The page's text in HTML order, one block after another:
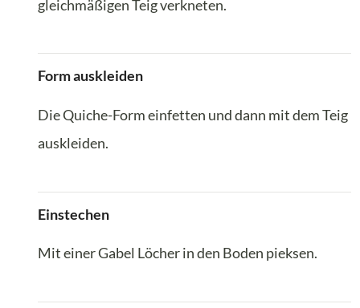
gleichmäßigen Teig verkneten.
Form auskleiden
Die Quiche-Form einfetten und dann mit dem Teig
auskleiden.
Einstechen
Mit einer Gabel Löcher in den Boden pieksen.